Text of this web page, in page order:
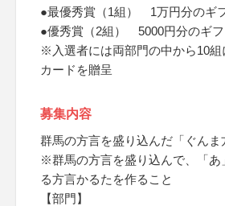
●最優秀賞（1組） 1万円分のギ
●優秀賞（2組） 5000円分のギ
※入選者には両部門の中から10組
カードを贈呈
募集内容
群馬の方言を盛り込んだ「ぐんま
※群馬の方言を盛り込んで、「あ
る方言かるたを作ること
【部門】